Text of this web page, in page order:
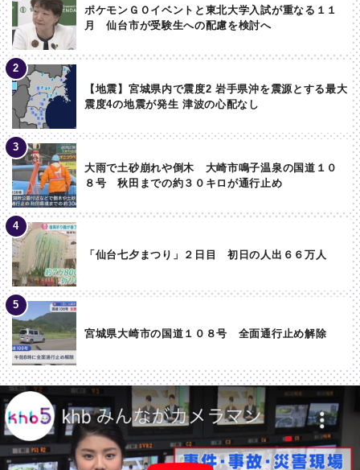
ポケモンＧＯイベントと東北大学入試が重なる１１
月 仙台市が受験生への配慮を検討へ
【地震】宮城県内で震度2 岩手県沖を震源とする最大
震度4の地震が発生 津波の心配なし
大雨で土砂崩れや倒木 大崎市鳴子温泉の国道１０
８号 秋田までの約３０キロが通行止め
「仙台七夕まつり」２日目 初日の人出６６万人
宮城県大崎市の国道１０８号 全面通行止め解除